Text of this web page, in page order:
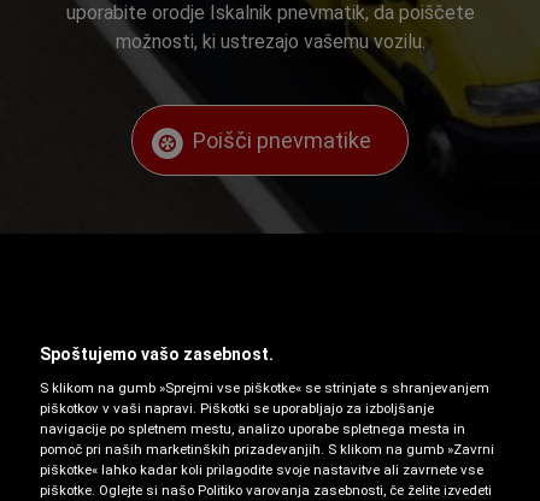
uporabite orodje Iskalnik pnevmatik, da poiščete
možnosti, ki ustrezajo vašemu vozilu.
Poišči pnevmatike
LETNI ČAS
Spoštujemo vašo zasebnost.
S klikom na gumb »Sprejmi vse piškotke« se strinjate s shranjevanjem
piškotkov v vaši napravi. Piškotki se uporabljajo za izboljšanje
navigacije po spletnem mestu, analizo uporabe spletnega mesta in
pomoč pri naših marketinških prizadevanjih. S klikom na gumb »Zavrni
piškotke« lahko kadar koli prilagodite svoje nastavitve ali zavrnete vse
piškotke. Oglejte si našo Politiko varovanja zasebnosti, če želite izvedeti